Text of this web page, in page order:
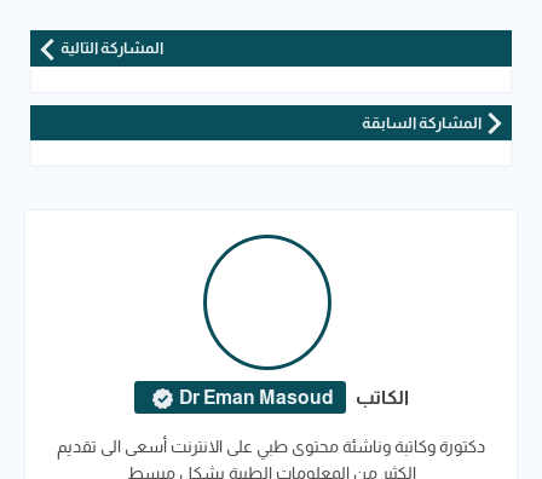
المشاركة التالية
المشاركة السابقة
الكاتب Dr Eman Masoud
دكتورة وكاتبة وناشئة محتوى طبي على الانترنت أسعى الى تقديم
الكثير من المعلومات الطبية بشكل مبسط